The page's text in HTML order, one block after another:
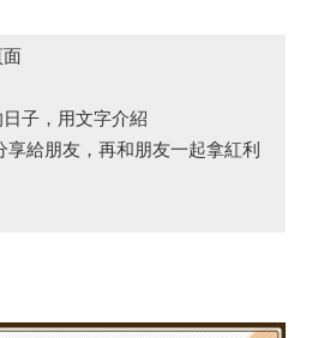
子，用文字介紹
給朋友，再和朋友一起拿紅利